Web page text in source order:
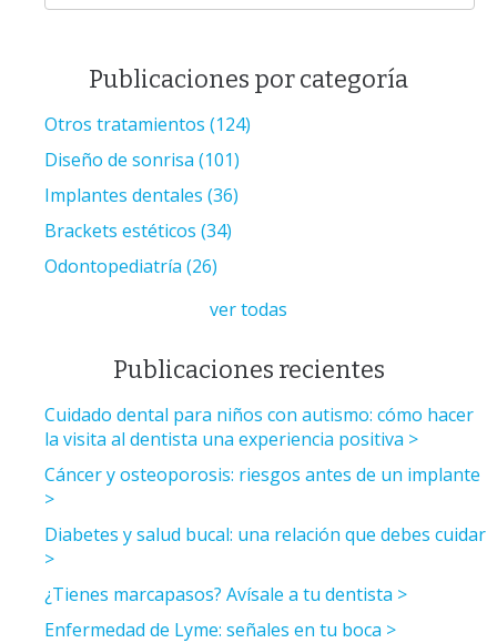
Publicaciones por categoría
Otros tratamientos (124)
Diseño de sonrisa (101)
Implantes dentales (36)
Brackets estéticos (34)
Odontopediatría (26)
ver todas
Publicaciones recientes
Cuidado dental para niños con autismo: cómo hacer
la visita al dentista una experiencia positiva
Cáncer y osteoporosis: riesgos antes de un implante
Diabetes y salud bucal: una relación que debes cuidar
¿Tienes marcapasos? Avísale a tu dentista
Enfermedad de Lyme: señales en tu boca